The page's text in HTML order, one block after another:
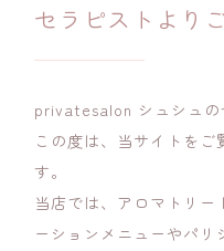
セラピストより
privatesalon シュシュの
この度は、当サイトをご
す。
当店では、アロマトリ
ーションメニューやパ